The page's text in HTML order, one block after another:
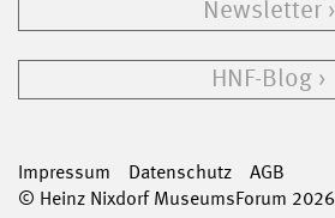
Newsletter
HNF-Blog
Impressum Datenschutz
AGB
© Heinz Nixdorf MuseumsForum 2026